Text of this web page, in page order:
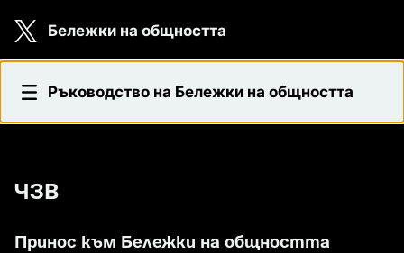
Бележки на общността
ЧЗВ Ръководство на Бележки на общността
ЧЗВ
Принос към Бележки на общността